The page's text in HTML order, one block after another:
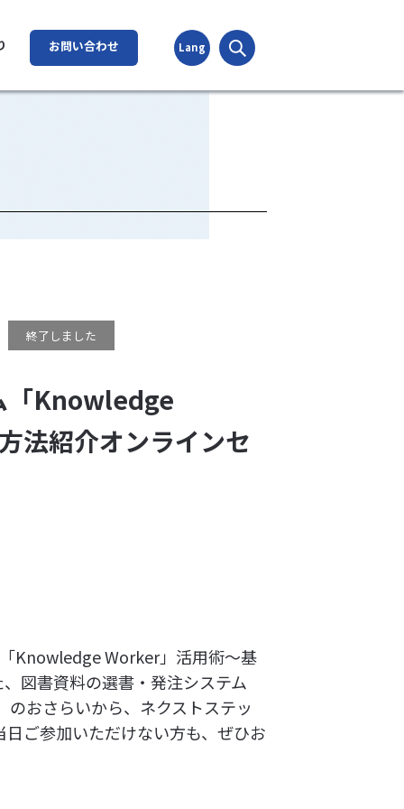
お問い合わせ Lang
終了しました
「Knowledge
法紹介オンラインセ
Knowledge Worker」活用術～基
図書資料の選書・発注システム
おさらいから、ネクストステッ
ご参加いただけない方も、ぜひお